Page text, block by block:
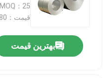
MOQ：25 تن
قیمت：680-850 USD/MT
بهترین قیمت